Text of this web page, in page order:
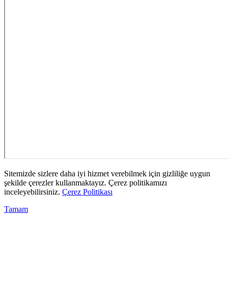
Sitemizde sizlere daha iyi hizmet verebilmek için gizliliğe uygun
şekilde çerezler kullanmaktayız. Çerez politikamızı
inceleyebilirsiniz. Çerez Politikası
Tamam